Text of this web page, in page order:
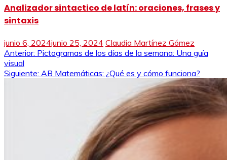
Analizador sintactico de latín: oraciones, frases y
sintaxis
junio 6, 2024junio 25, 2024 Claudia Martínez Gómez
Navegación
de
Anterior: Pictogramas de los días de la semana: Una guía
visual
Siguiente: AB Matemáticas: ¿Qué es y cómo funciona?